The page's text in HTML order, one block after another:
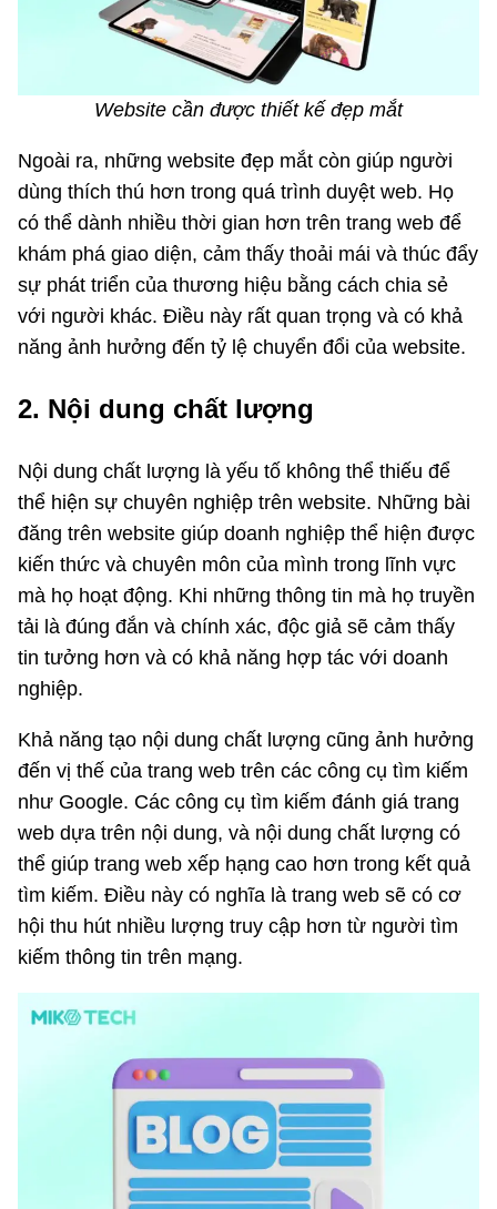
Website cần được thiết kế đẹp mắt
Ngoài ra, những website đẹp mắt còn giúp người
dùng thích thú hơn trong quá trình duyệt web. Họ
có thể dành nhiều thời gian hơn trên trang web để
khám phá giao diện, cảm thấy thoải mái và thúc đẩy
sự phát triển của thương hiệu bằng cách chia sẻ
với người khác. Điều này rất quan trọng và có khả
năng ảnh hưởng đến tỷ lệ chuyển đổi của website.
2. Nội dung chất lượng
Nội dung chất lượng là yếu tố không thể thiếu để
thể hiện sự chuyên nghiệp trên website. Những bài
đăng trên website giúp doanh nghiệp thể hiện được
kiến thức và chuyên môn của mình trong lĩnh vực
mà họ hoạt động. Khi những thông tin mà họ truyền
tải là đúng đắn và chính xác, độc giả sẽ cảm thấy
tin tưởng hơn và có khả năng hợp tác với doanh
nghiệp.
Khả năng tạo nội dung chất lượng cũng ảnh hưởng
đến vị thế của trang web trên các công cụ tìm kiếm
như Google. Các công cụ tìm kiếm đánh giá trang
web dựa trên nội dung, và nội dung chất lượng có
thể giúp trang web xếp hạng cao hơn trong kết quả
tìm kiếm. Điều này có nghĩa là trang web sẽ có cơ
hội thu hút nhiều lượng truy cập hơn từ người tìm
kiếm thông tin trên mạng.